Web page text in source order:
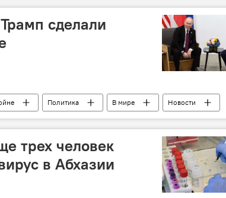
сделали
Политика В мире Новости
трех человек
в Абхазии